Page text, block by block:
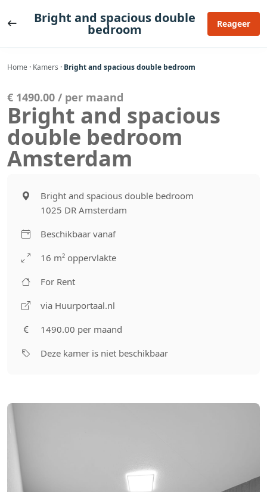
naar
Bright and spacious double
bedroom Reageer
Home · Kamers · Bright and spacious double bedroom
€ 1490.00 / per maand
Bright and spacious
double bedroom
Amsterdam
Bright and spacious double bedroom
1025 DR Amsterdam
Beschikbaar vanaf
16 m² oppervlakte
For Rent
via Huurportaal.nl
1490.00 per maand
Deze kamer is niet beschikbaar